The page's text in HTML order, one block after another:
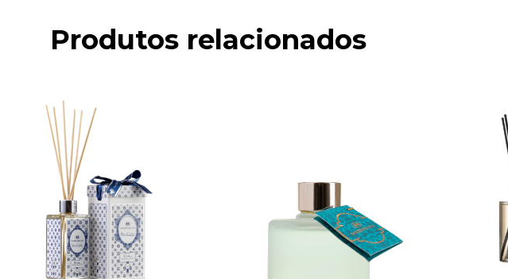
Produtos relacionados